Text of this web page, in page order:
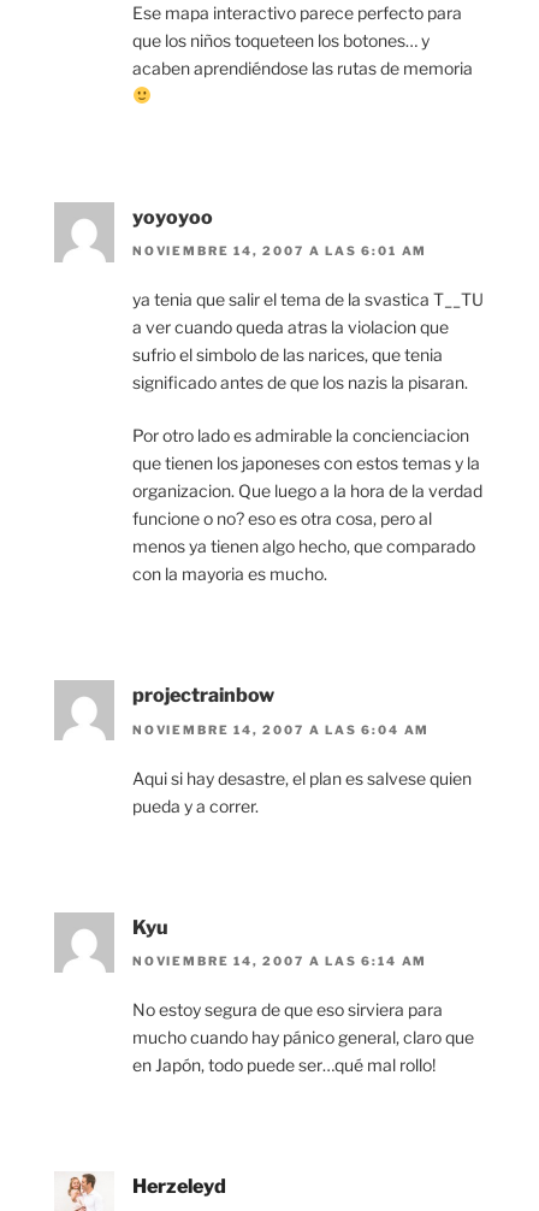
Ese mapa interactivo parece perfecto para
que los niños toqueteen los botones… y
acaben aprendiéndose las rutas de memoria
yoyoyoo
NOVIEMBRE 14, 2007 A LAS 6:01 AM
ya tenia que salir el tema de la svastica T__TU
a ver cuando queda atras la violacion que
sufrio el simbolo de las narices, que tenia
significado antes de que los nazis la pisaran.
Por otro lado es admirable la concienciacion
que tienen los japoneses con estos temas y la
organizacion. Que luego a la hora de la verdad
funcione o no? eso es otra cosa, pero al
menos ya tienen algo hecho, que comparado
con la mayoria es mucho.
projectrainbow
NOVIEMBRE 14, 2007 A LAS 6:04 AM
Aqui si hay desastre, el plan es salvese quien
pueda y a correr.
Kyu
NOVIEMBRE 14, 2007 A LAS 6:14 AM
No estoy segura de que eso sirviera para
mucho cuando hay pánico general, claro que
en Japón, todo puede ser…qué mal rollo!
Herzeleyd